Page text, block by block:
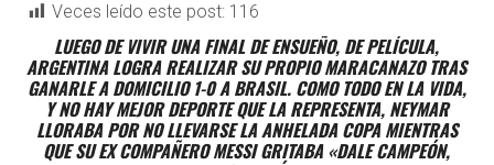
Veces leído este post: 116
LUEGO DE VIVIR UNA FINAL DE ENSUEÑO, DE PELÍCULA,
ARGENTINA LOGRA REALIZAR SU PROPIO MARACANAZO TRAS
GANARLE A DOMICILIO 1-0 A BRASIL. COMO TODO EN LA VIDA,
Y NO HAY MEJOR DEPORTE QUE LA REPRESENTA, NEYMAR
LLORABA POR NO LLEVARSE LA ANHELADA COPA MIENTRAS
QUE SU EX COMPAÑERO MESSI GRITABA «DALE CAMPEÓN,